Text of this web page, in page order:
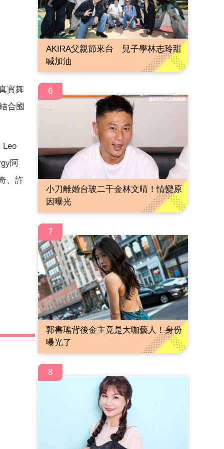
實舞
合國
Leo
阿
、許
AKIRA父親節來台 兒子學林志玲甜
喊加油
6
小刀離婚台玻二千金林文晴！情變原
因曝光
7
郭書瑤背後金主竟是大咖藝人！身份
曝光了
8